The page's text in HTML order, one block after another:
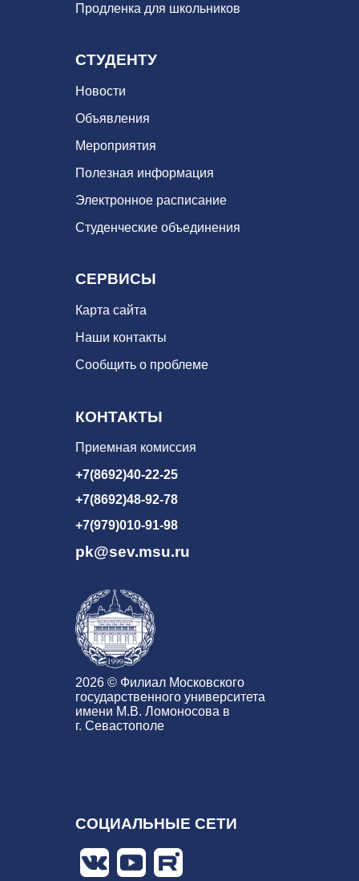
Продленка для школьников
СТУДЕНТУ
Новости
Объявления
Мероприятия
Полезная информация
Электронное расписание
Студенческие объединения
СЕРВИСЫ
Карта сайта
Наши контакты
Сообщить о проблеме
КОНТАКТЫ
Приемная комиссия
+7(8692)40-22-25
+7(8692)48-92-78
+7(979)010-91-98
pk@sev.msu.ru
2026 © Филиал Московского
государственного университета
имени М.В. Ломоносова в
г. Севастополе
СОЦИАЛЬНЫЕ СЕТИ